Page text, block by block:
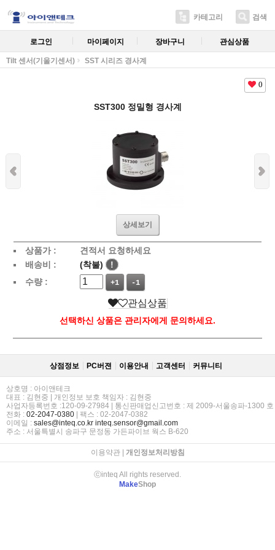
카테고리 검색
로그인 마이페이지 장바구니 관심상품
Tilt 센서(기울기센서) SST 시리즈 경사계
0
SST300 정밀형 경사계
상세보기
상품가 :
견적서 요청하세요
배송비 :
(착불)
!
수량 :
+1 -1
관심상품
선택하신 상품은 관리자에게 문의하세요.
상점정보 PC버젼 이용안내 고객센터 커뮤니티
상호명 : 아이앤테크
대표 : 김현중 | 개인정보 보호 책임자 : 김현중
사업자등록번호 :120-09-27984 | 통신판매업신고번호 : 제 2009-서울송파-1300 호
전화 : 02-2047-0380 | 팩스 : 02-2047-0382
이메일 : sales@inteq.co.kr inteq.sensor@gmail.com
주소 : 서울특별시 송파구 문정동 가든파이브 웍스 B-620
이용약관| 개인정보처리방침
ⓒinteq All rights reserved.
MakeShop